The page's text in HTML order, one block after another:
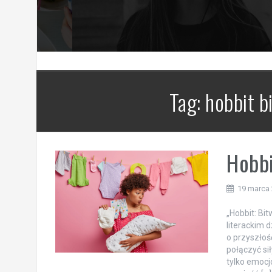
Tag: hobbit
19 marca
„Hobbit:
literackim
o
połączyć
tylko